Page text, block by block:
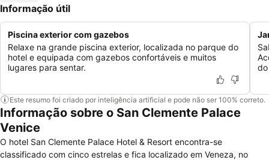
Informação útil
Piscina exterior com gazebos
Relaxe na grande piscina exterior, localizada no parque do
hotel e equipada com gazebos confortáveis e muitos
lugares para sentar.
Este resumo foi criado por inteligência artificial e pode não ser 100% correto.
Informação sobre o San Clemente Palace
Venice
O hotel San Clemente Palace Hotel & Resort encontra-se
classificado com cinco estrelas e fica localizado em Veneza, no